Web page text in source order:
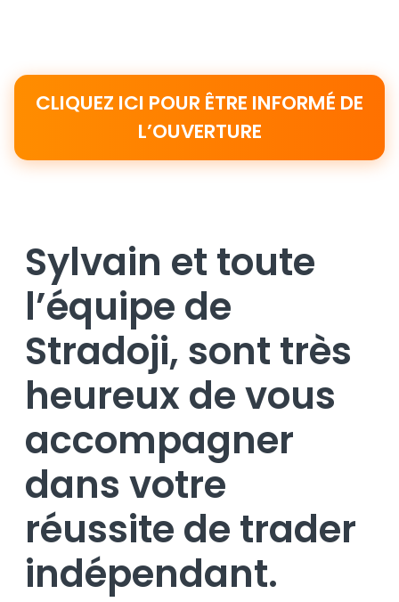
CLIQUEZ ICI POUR ÊTRE INFORMÉ DE
L’OUVERTURE
Sylvain et toute
l’équipe de
Stradoji, sont très
heureux de vous
accompagner
dans votre
réussite de trader
indépendant.